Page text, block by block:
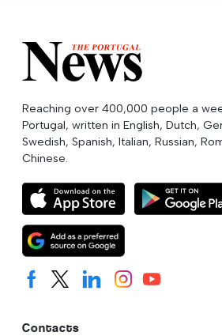
Reaching over 400,000 people a
Portugal, written in English, Dutch,
Swedish, Spanish, Italian, Russian,
Chinese.
Contacts